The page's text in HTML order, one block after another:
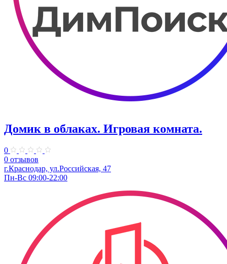
Домик в облаках. ​Игровая комната.
0
0 отзывов
г.Краснодар, ул.​Российская, 47
Пн-Вс 09:00-22:00